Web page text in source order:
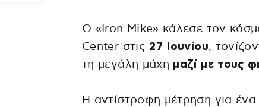
Ο «Iron Mike» κάλεσε τον
Center στις 27 Ιουνίου,
τη μεγάλη μάχη μαζί με τους
Η αντίστροφη μέτρηση για ένα